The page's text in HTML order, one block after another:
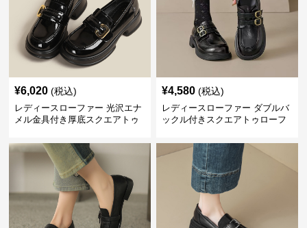
¥6,020 (税込)
レディースローファー 光沢エナ
メル金具付き厚底スクエアトゥ
¥4,580 (税込)
レディースローファー ダブルバ
ックル付きスクエアトゥローフ